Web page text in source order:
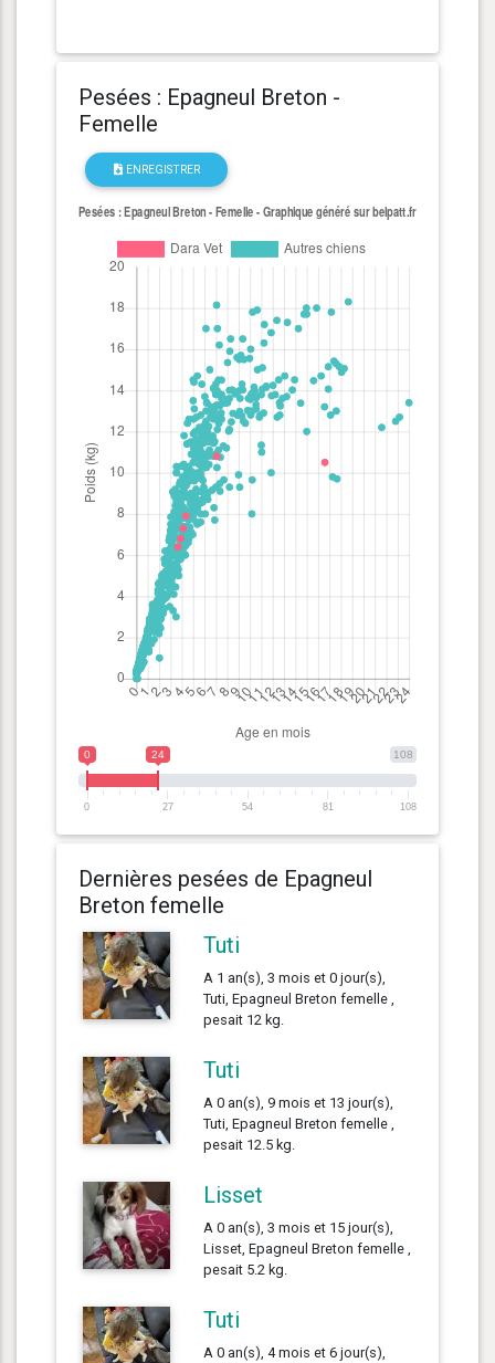
Pesées : Epagneul Breton -
Femelle
ENREGISTRER
108
0 24
0 27 54 81 108
Dernières pesées de Epagneul
Breton femelle
Tuti
A 1 an(s), 3 mois et 0 jour(s),
Tuti, Epagneul Breton femelle ,
pesait 12 kg.
Tuti
A 0 an(s), 9 mois et 13 jour(s),
Tuti, Epagneul Breton femelle ,
pesait 12.5 kg.
Lisset
A 0 an(s), 3 mois et 15 jour(s),
Lisset, Epagneul Breton femelle ,
pesait 5.2 kg.
Tuti
A 0 an(s), 4 mois et 6 jour(s),